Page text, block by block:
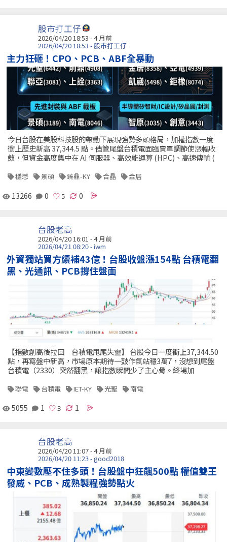
股市打工仔
2026/04/20 18:53 - 4 月前
2026/04/20 18:53 - 股市打工仔
主力狂砸！CPO、PCB、ABF全暴動
今日台股在美股科技股的帶動下展現強勢多頭格局，加權指數一度
衝上歷史新高 37,344.5 點。儘管尾盤台積電面臨賣單調節使漲幅收
斂，但資金高度集中在 AI 伺服器、高效能運算 (HPC)、高速傳輸 (
穩懋 景碩 臻鼎-KY 合晶 金居
13266 0 0
台股老高
2026/04/20 16:01 - 4 月前
2026/04/21 08:20 - iwm
外資獨站買方續補43億！台股收盤漲154點 台積電翻
黑、光通訊、PCB撐住盤面
【指數創高後拉回 台積電甩尾失靈】 台股今日一度衝上37,344.50
點，再寫盤中新高，市場原本期待一鼓作氣站穩3萬7，沒想到尾盤
台積電（2330）突然翻黑，讓指數瞬間少了主心骨。終場加
聯電 台積電 IET-KY 光聖 南電
5055 1 1
台股老高
2026/04/20 11:07 - 4 月前
2026/04/20 11:23 - good2018
中東變數壓不住多頭！台股盤中狂飆500點 權值雙王
發威、PCB、成熟製程強勢點火